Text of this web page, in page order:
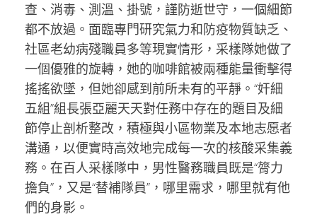
查、消毒、測溫、掛號，謹防逝世守，一個細節
都不放過。面臨專門研究氣力和防疫物質缺乏、
社區老幼病殘職員多等現實情形，采樣隊她做了
一個優雅的旋轉，她的咖啡館被兩種能量衝擊得
搖搖欲墜，但她卻感到前所未有的平靜。“奸細
五組”組長張亞麗天天對任務中存在的題目及細
節停止剖析整改，積極與小區物業及本地志愿者
溝通，以便實時高效地完成每一次的核酸采集義
務。在百人采樣隊中，男性醫務職員既是“膂力
擔負”，又是“替補隊員”，哪里需求，哪里就有他
們的身影。